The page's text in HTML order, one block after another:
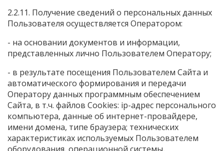
2.2.11. Получение сведений о персональных данных
Пользователя осуществляется Оператором:
- на основании документов и информации,
представленных лично Пользователем Оператору;
- в результате посещения Пользователем Сайта и
автоматического формирования и передачи
Оператору данных программным обеспечением
Сайта, в т.ч. файлов Cookies: ip-адрес персонального
компьютера, данные об интернет-провайдере,
имени домена, типе браузера; технических
характеристиках используемых Пользователем